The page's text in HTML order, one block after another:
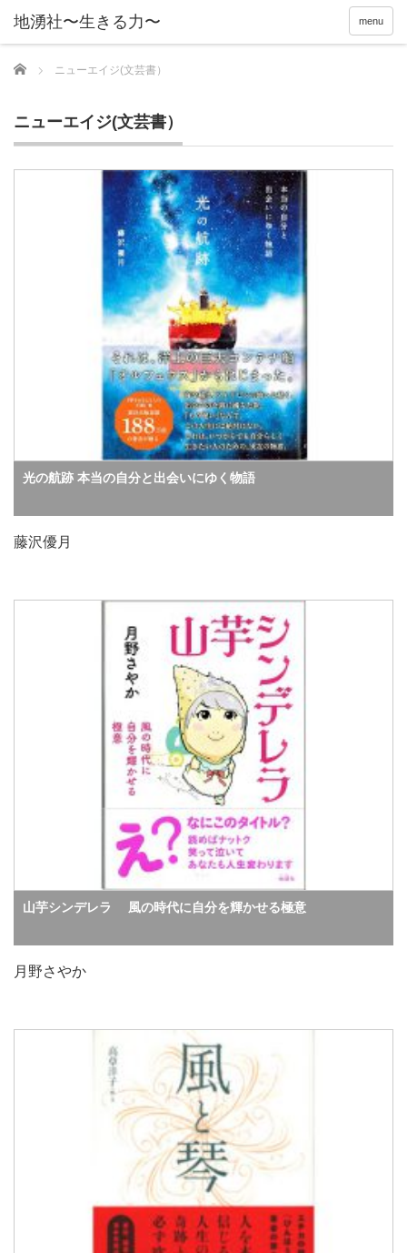
menu
Home ニューエイジ(文芸書）
ニューエイジ(文芸書）
光の航跡 本当の自分と出会いにゆく物語
藤沢優月
山芋シンデレラ 風の時代に自分を輝かせる極意
月野さやか